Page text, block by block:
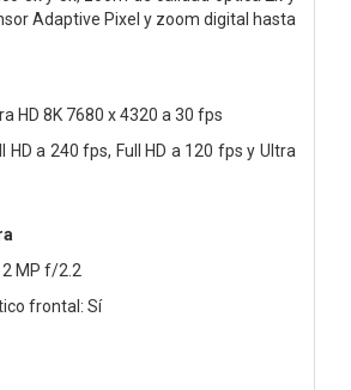
Adaptive Pixel y zoom digital hasta
HD 8K 7680 x 4320 a 30 fps
HD a 240 fps, Full HD a 120 fps y Ultra
MP f/2.2
frontal: Sí